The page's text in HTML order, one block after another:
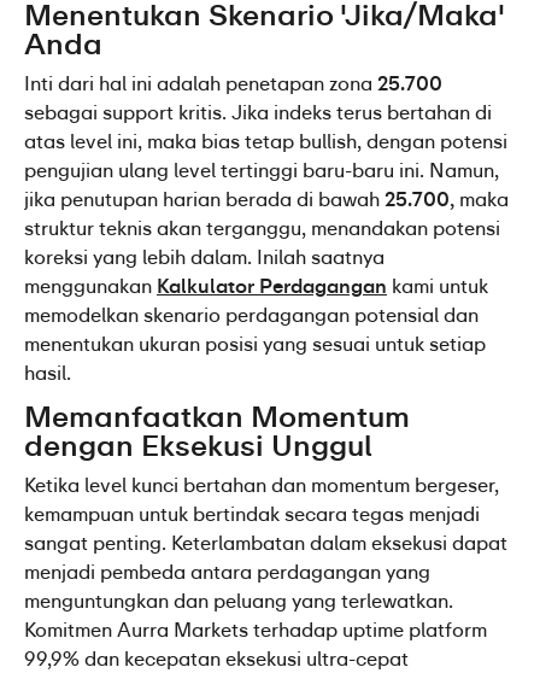
Menentukan Skenario 'Jika/Maka'
Anda
Inti dari hal ini adalah penetapan zona 25.700
sebagai support kritis. Jika indeks terus bertahan di
atas level ini, maka bias tetap bullish, dengan potensi
pengujian ulang level tertinggi baru-baru ini. Namun,
jika penutupan harian berada di bawah 25.700, maka
struktur teknis akan terganggu, menandakan potensi
koreksi yang lebih dalam. Inilah saatnya
menggunakan Kalkulator Perdagangan kami untuk
memodelkan skenario perdagangan potensial dan
menentukan ukuran posisi yang sesuai untuk setiap
hasil.
Memanfaatkan Momentum
dengan Eksekusi Unggul
Ketika level kunci bertahan dan momentum bergeser,
kemampuan untuk bertindak secara tegas menjadi
sangat penting. Keterlambatan dalam eksekusi dapat
menjadi pembeda antara perdagangan yang
menguntungkan dan peluang yang terlewatkan.
Komitmen Aurra Markets terhadap uptime platform
99,9% dan kecepatan eksekusi ultra-cepat